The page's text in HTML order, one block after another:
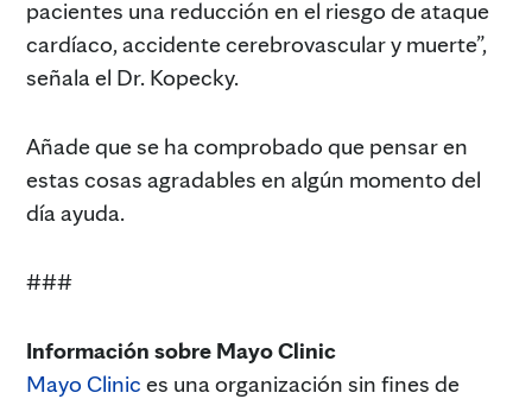
pacientes una reducción en el riesgo de ataque
cardíaco, accidente cerebrovascular y muerte”,
señala el Dr. Kopecky.
Añade que se ha comprobado que pensar en
estas cosas agradables en algún momento del
día ayuda.
###
Información sobre Mayo Clinic
Mayo Clinic es una organización sin fines de